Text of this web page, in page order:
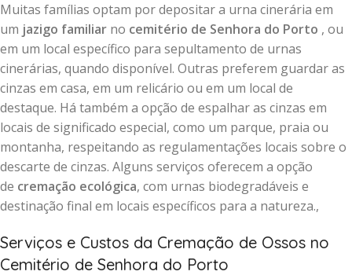
Muitas famílias optam por depositar a urna cinerária em
um jazigo familiar no cemitério de Senhora do Porto , ou
em um local específico para sepultamento de urnas
cinerárias, quando disponível. Outras preferem guardar as
cinzas em casa, em um relicário ou em um local de
destaque. Há também a opção de espalhar as cinzas em
locais de significado especial, como um parque, praia ou
montanha, respeitando as regulamentações locais sobre o
descarte de cinzas. Alguns serviços oferecem a opção
de cremação ecológica, com urnas biodegradáveis e
destinação final em locais específicos para a natureza.,
Serviços e Custos da Cremação de Ossos no
Cemitério de Senhora do Porto